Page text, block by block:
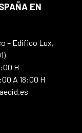
EN
– Edifico Lux,
H
A 18:00 H